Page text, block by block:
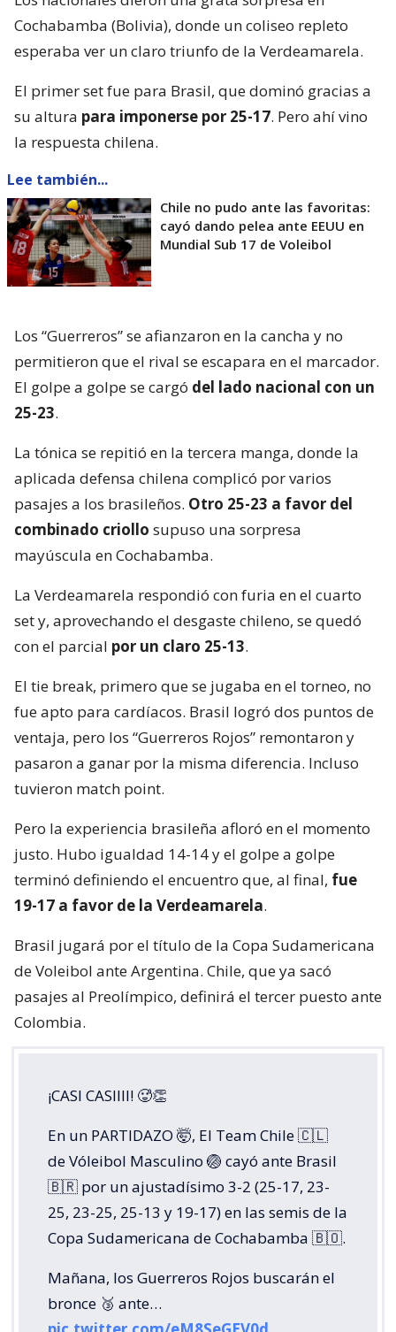
Cochabamba (Bolivia), donde un coliseo repleto
esperaba ver un claro triunfo de la Verdeamarela.
El primer set fue para Brasil, que dominó gracias a
su altura para imponerse por 25-17. Pero ahí vino
la respuesta chilena.
Lee también...
Chile no pudo ante las favoritas:
cayó dando pelea ante EEUU en
Mundial Sub 17 de Voleibol
Los “Guerreros” se afianzaron en la cancha y no
permitieron que el rival se escapara en el marcador.
El golpe a golpe se cargó del lado nacional con un
25-23.
La tónica se repitió en la tercera manga, donde la
aplicada defensa chilena complicó por varios
pasajes a los brasileños. Otro 25-23 a favor del
combinado criollo supuso una sorpresa
mayúscula en Cochabamba.
La Verdeamarela respondió con furia en el cuarto
set y, aprovechando el desgaste chileno, se quedó
con el parcial por un claro 25-13.
El tie break, primero que se jugaba en el torneo, no
fue apto para cardíacos. Brasil logró dos puntos de
ventaja, pero los “Guerreros Rojos” remontaron y
pasaron a ganar por la misma diferencia. Incluso
tuvieron match point.
Pero la experiencia brasileña afloró en el momento
justo. Hubo igualdad 14-14 y el golpe a golpe
terminó definiendo el encuentro que, al final, fue
19-17 a favor de la Verdeamarela.
Brasil jugará por el título de la Copa Sudamericana
de Voleibol ante Argentina. Chile, que ya sacó
pasajes al Preolímpico, definirá el tercer puesto ante
Colombia.
¡CASI CASIIII! 🥵👏
En un PARTIDAZO 🤯, El Team Chile 🇨🇱
de Vóleibol Masculino 🏐 cayó ante Brasil
🇧🇷 por un ajustadísimo 3-2 (25-17, 23-
25, 23-25, 25-13 y 19-17) en las semis de la
Copa Sudamericana de Cochabamba 🇧🇴.
Mañana, los Guerreros Rojos buscarán el
bronce 🥉 ante…